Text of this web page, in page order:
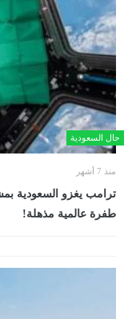
حال السعودية
منذ 7 أشهر
طفرة عالمية مذهلة!